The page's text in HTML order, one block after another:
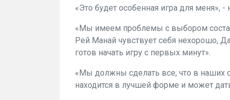
«Это будет особенная игра для меня»,
«Мы имеем проблемы с выбором
Рей Манай чувствует себя нехорошо,
готов начать игру с первых минут».
«Мы должны сделать все, что в наших
находится в лучшей форме и может